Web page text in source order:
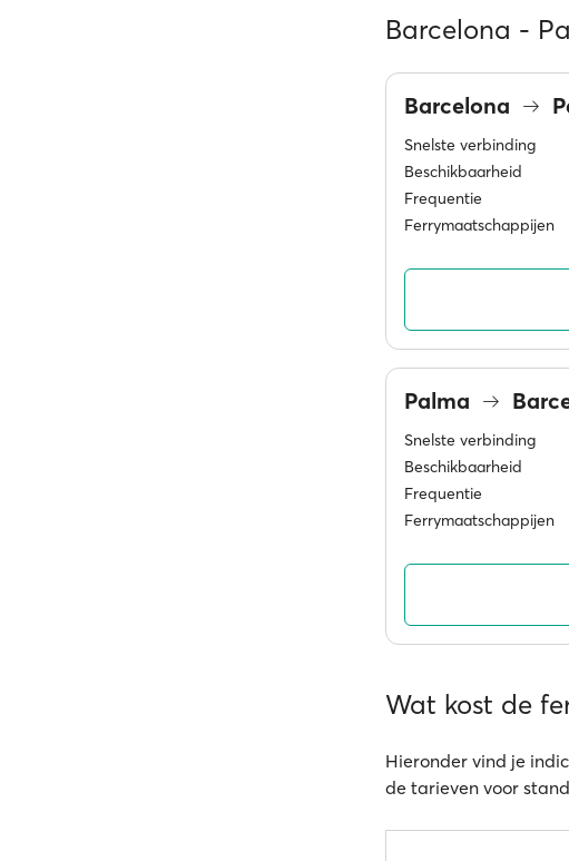
Barcelona -
Barcelona
Snelste verbinding
Beschikbaarheid
Frequentie
Ferrymaatschappijen
Palma
Snelste verbinding
Beschikbaarheid
Frequentie
Ferrymaatschappijen
Wat kost de
Hieronder vind je
de tarieven voor